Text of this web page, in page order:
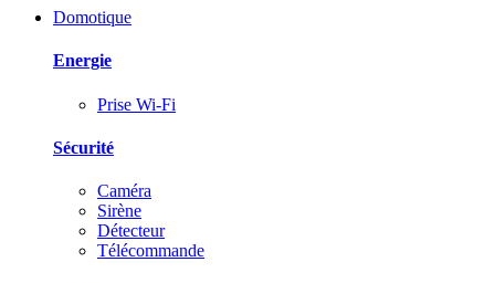
Domotique
Energie
Prise Wi-Fi
Sécurité
Caméra
Sirène
Détecteur
Télécommande